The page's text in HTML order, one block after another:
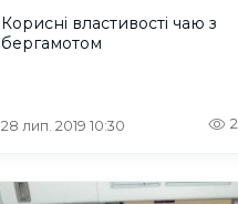
Корисні властивості чаю з
бергамотом
28 лип. 2019 10:30